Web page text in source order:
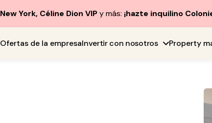
New York, Céline Dion VIPy más: ¡hazte inquilino
Ofertas de la empresaInvertir con nosotros Property